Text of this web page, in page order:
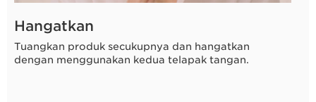
Hangatkan
Tuangkan produk secukupnya dan hangatkan
dengan menggunakan kedua telapak tangan.